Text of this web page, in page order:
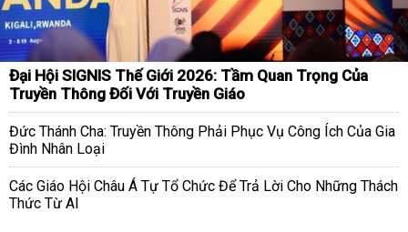
Đại Hội SIGNIS Thế Giới 2026: Tầm Quan Trọng Của
Truyền Thông Đối Với Truyền Giáo
Đức Thánh Cha: Truyền Thông Phải Phục Vụ Công Ích Của Gia
Đình Nhân Loại
Các Giáo Hội Châu Á Tự Tổ Chức Để Trả Lời Cho Những Thách
Thức Từ AI